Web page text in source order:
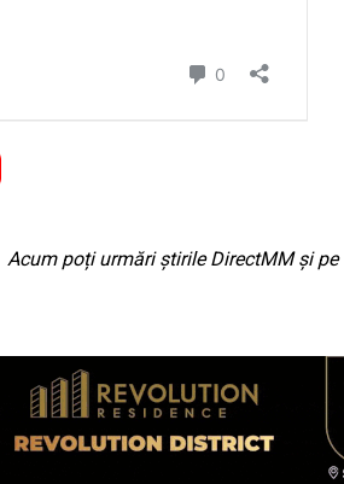
Acum poți urmări știrile DirectMM și pe